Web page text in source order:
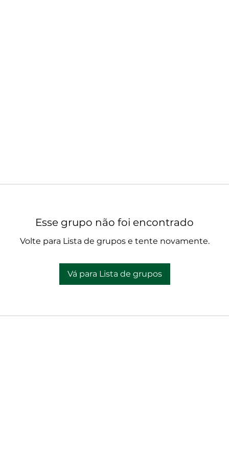
Esse grupo não foi encontrado
Volte para Lista de grupos e tente novamente.
Vá para Lista de grupos